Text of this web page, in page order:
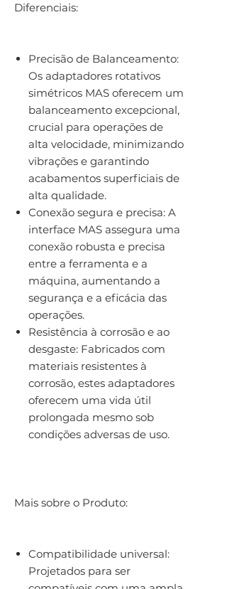
Diferenciais:
Precisão de Balanceamento:
Os adaptadores rotativos
simétricos MAS oferecem um
balanceamento excepcional,
crucial para operações de
alta velocidade, minimizando
vibrações e garantindo
acabamentos superficiais de
alta qualidade.
Conexão segura e precisa: A
interface MAS assegura uma
conexão robusta e precisa
entre a ferramenta e a
máquina, aumentando a
segurança e a eficácia das
operações.
Resistência à corrosão e ao
desgaste: Fabricados com
materiais resistentes à
corrosão, estes adaptadores
oferecem uma vida útil
prolongada mesmo sob
condições adversas de uso.
Mais sobre o Produto:
Compatibilidade universal:
Projetados para ser